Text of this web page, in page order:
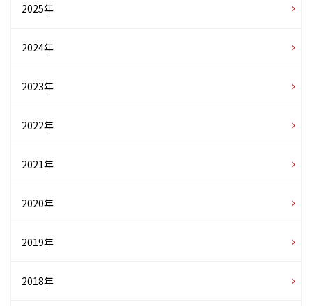
2025年
2024年
2023年
2022年
2021年
2020年
2019年
2018年